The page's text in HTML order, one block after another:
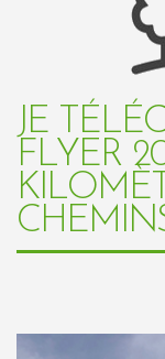
JE
FLYER